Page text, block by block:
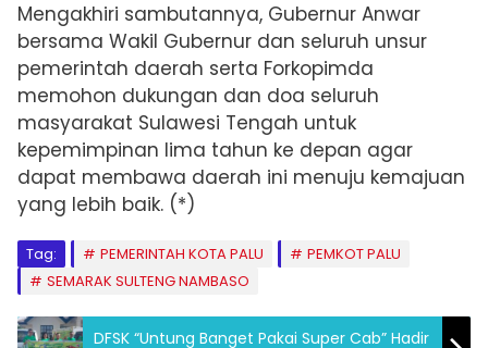
Mengakhiri sambutannya, Gubernur Anwar
bersama Wakil Gubernur dan seluruh unsur
pemerintah daerah serta Forkopimda
memohon dukungan dan doa seluruh
masyarakat Sulawesi Tengah untuk
kepemimpinan lima tahun ke depan agar
dapat membawa daerah ini menuju kemajuan
yang lebih baik. (*)
Tag: PEMERINTAH KOTA PALU
PEMKOT PALU
SEMARAK SULTENG NAMBASO
DFSK “Untung Banget Pakai Super Cab” Hadir